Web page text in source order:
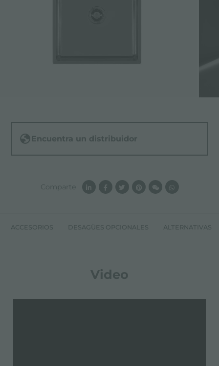
ACCESORIOS DESAGÜES OPCIONALES ALTERNATIVAS
Video
Encuentra un distribuidor
Comparte